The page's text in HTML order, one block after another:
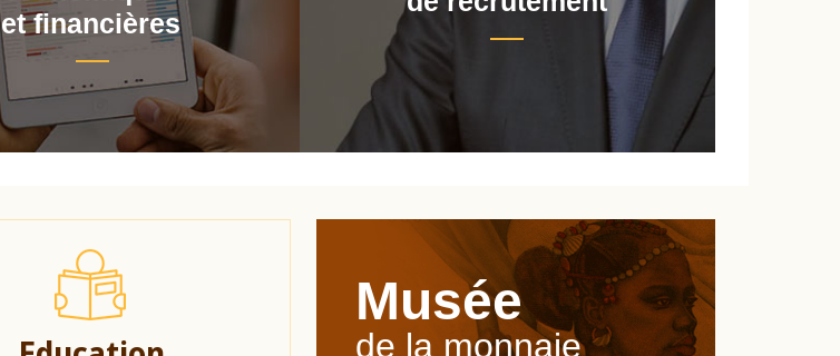
et financières
Musée
de la monnaie